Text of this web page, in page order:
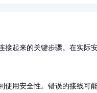
接起来的关键步骤。在实际
使用安全性。错误的接线可